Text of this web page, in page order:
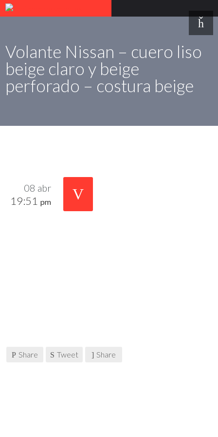
Volante Nissan – cuero liso
beige claro y beige
perforado – costura beige
08 abr
19:51 pm
Share Tweet Share